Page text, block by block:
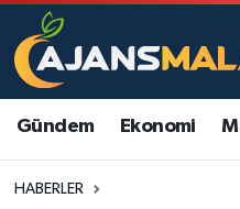
Gündem Ekonomi
HABERLER
Asayiş
Eğitim
Malatya Nöbetçi
Malatya Namaz